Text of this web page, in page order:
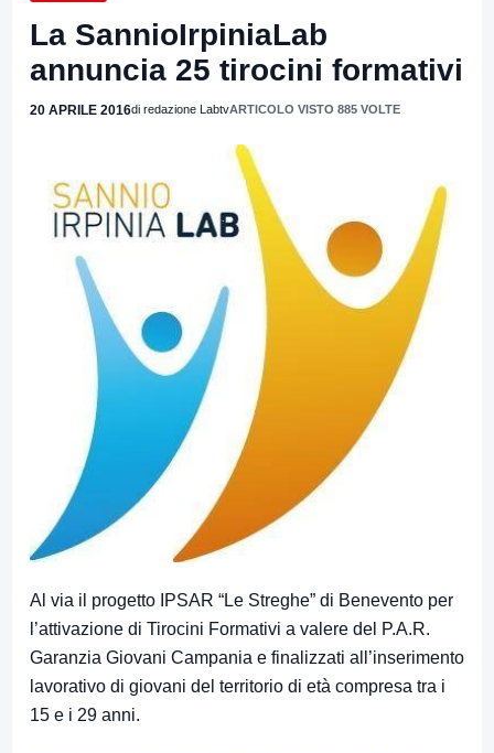
La SannioIrpiniaLab
annuncia 25 tirocini formativi
20 APRILE 2016di redazione LabtvARTICOLO VISTO 885 VOLTE
Al via il progetto IPSAR “Le Streghe” di Benevento per
l’attivazione di Tirocini Formativi a valere del P.A.R.
Garanzia Giovani Campania e finalizzati all’inserimento
lavorativo di giovani del territorio di età compresa tra i
15 e i 29 anni.